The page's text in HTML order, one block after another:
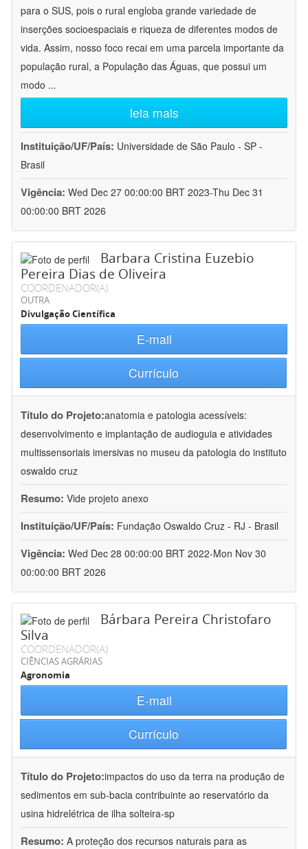
para o SUS, pois o rural engloba grande variedade de
inserções socioespaciais e riqueza de diferentes modos de
vida. Assim, nosso foco recai em uma parcela importante da
população rural, a População das Águas, que possui um
modo ...
leia mais
Instituição/UF/País: Universidade de São Paulo - SP -
Brasil
Vigência: Wed Dec 27 00:00:00 BRT 2023-Thu Dec 31
00:00:00 BRT 2026
Barbara Cristina Euzebio
Pereira Dias de Oliveira
COORDENADOR(A)
OUTRA
Divulgação Científica
E-mail
Currículo
Título do Projeto:anatomia e patologia acessíveis:
desenvolvimento e implantação de audioguia e atividades
multissensoriais imersivas no museu da patologia do instituto
oswaldo cruz
Resumo: Vide projeto anexo
Instituição/UF/País: Fundação Oswaldo Cruz - RJ - Brasil
Vigência: Wed Dec 28 00:00:00 BRT 2022-Mon Nov 30
00:00:00 BRT 2026
Bárbara Pereira Christofaro
Silva
COORDENADOR(A)
CIÊNCIAS AGRÁRIAS
Agronomia
E-mail
Currículo
Título do Projeto:impactos do uso da terra na produção de
sedimentos em sub-bacia contribuinte ao reservatório da
usina hidrelétrica de ilha solteira-sp
Resumo: A proteção dos recursos naturais para as